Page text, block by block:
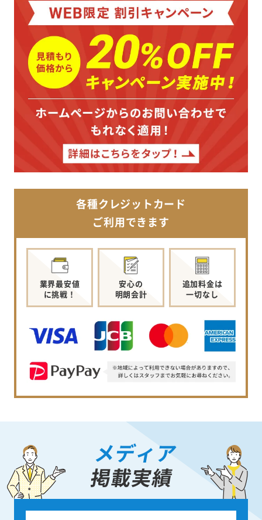
各種クレジットカード
ご利用できます
業界最安値
に挑戦！
安心の
明朗会計
追加料金は
一切なし
メディア
掲載実績